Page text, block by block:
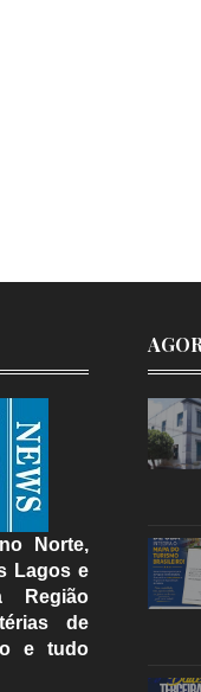
Norte,
Lagos e
Região
de
e tudo